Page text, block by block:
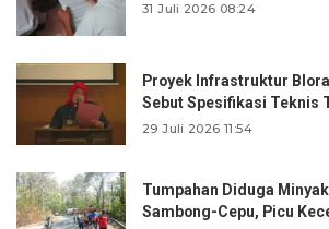
31 Juli 2026 08:24
Proyek Infrastruktur
Sebut Spesifikasi Teknis
29 Juli 2026 11:54
Tumpahan Diduga
Sambong-Cepu, Picu